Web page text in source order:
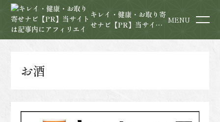
キレイ・健康・お取り寄
せナビ【PR】当サイト MENU
お酒